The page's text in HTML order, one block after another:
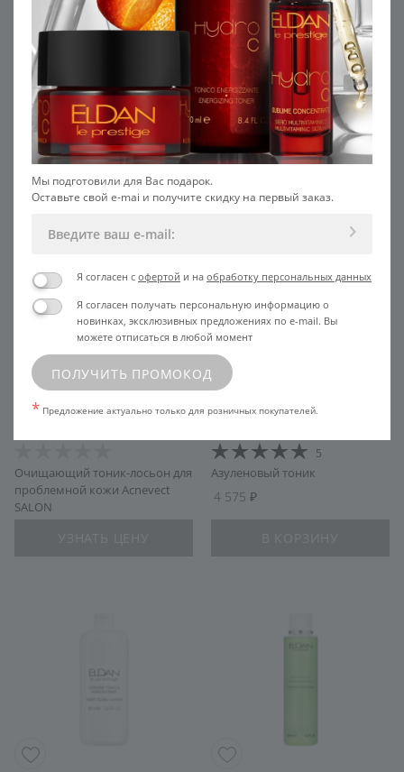
Гель-маска для глазного
контура SALON
УЗНАТЬ ЦЕНУ
5
Лосьон для кожи склонной к
куперозу
4 465
В КОРЗИНУ
Очищающий тоник-лосьон для
проблемной кожи Acnevect
SALON
5
Азуленовый тоник
4 575
Мы подготовили для Вас подарок.
Оставьте свой e-mai и получите скидку на первый заказ.
Я согласен с офертой и на обработку персональных данных
Я согласен получать персональную информацию о
новинках, эксклюзивных предложениях по e-mail. Вы
можете отписаться в любой момент
ПОЛУЧИТЬ ПРОМОКОД
* Предложение актуально только для розничных покупателей.